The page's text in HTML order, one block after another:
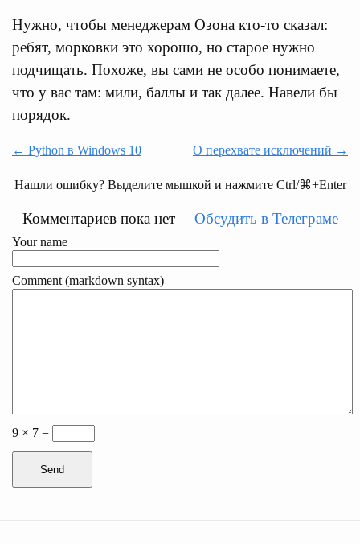
Нужно, чтобы менеджерам Озона кто-то сказал:
ребят, морковки это хорошо, но старое нужно
подчищать. Похоже, вы сами не особо понимаете,
что у вас там: мили, баллы и так далее. Навели бы
порядок.
← Python в Windows 10 О перехвате исключений →
Нашли ошибку? Выделите мышкой и нажмите Ctrl/⌘+Enter
Комментариев пока нет Обсудить в Телеграме
Your name
Comment (markdown syntax)
9 × 7 =
Send